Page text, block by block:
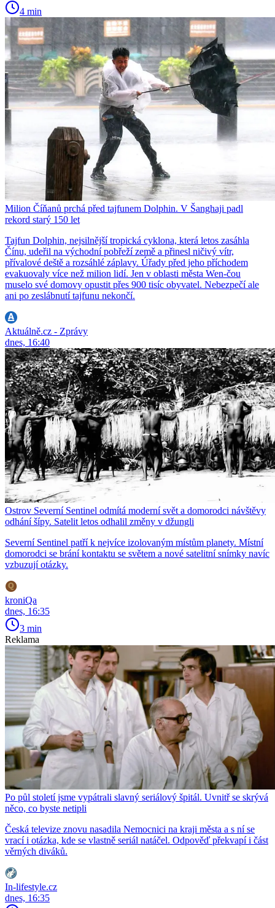
4 min
Milion Číňanů prchá před tajfunem Dolphin. V Šanghaji padl
rekord starý 150 let
Tajfun Dolphin, nejsilnější tropická cyklona, která letos zasáhla
Čínu, udeřil na východní pobřeží země a přinesl ničivý vítr,
přívalové deště a rozsáhlé záplavy. Úřady před jeho příchodem
evakuovaly více než milion lidí. Jen v oblasti města Wen-čou
muselo své domovy opustit přes 900 tisíc obyvatel. Nebezpečí ale
ani po zeslábnutí tajfunu nekončí.
Aktuálně.cz - Zprávy
dnes, 16:40
Ostrov Severní Sentinel odmítá moderní svět a domorodci návštěvy
odhání šípy. Satelit letos odhalil změny v džungli
Severní Sentinel patří k nejvíce izolovaným místům planety. Místní
domorodci se brání kontaktu se světem a nové satelitní snímky navíc
vzbuzují otázky.
kroniQa
dnes, 16:35
3 min
Reklama
Po půl století jsme vypátrali slavný seriálový špitál. Uvnitř se skrývá
něco, co byste netipli
Česká televize znovu nasadila Nemocnici na kraji města a s ní se
vrací i otázka, kde se vlastně seriál natáčel. Odpověď překvapí i část
věrných diváků.
In-lifestyle.cz
dnes, 16:35